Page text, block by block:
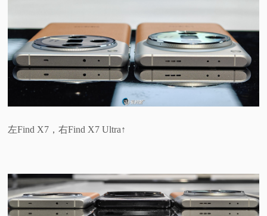
左Find X7，右Find X7 Ultra↑